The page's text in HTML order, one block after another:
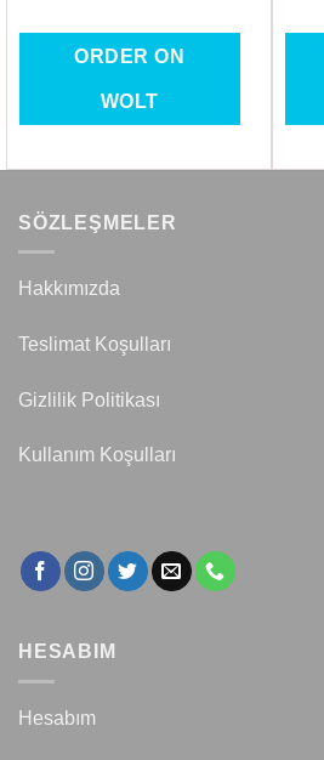
ORDER ON
WOLT
SÖZLEŞMELER
Hakkımızda
Teslimat Koşulları
Gizlilik Politikası
Kullanım Koşulları
HESABIM
Hesabım